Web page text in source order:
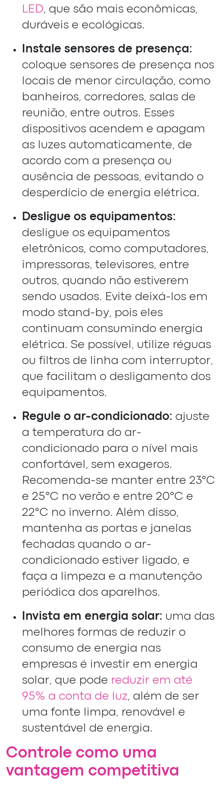
LED, que são mais econômicas,
duráveis e ecológicas.
Instale sensores de presença:
coloque sensores de presença nos
locais de menor circulação, como
banheiros, corredores, salas de
reunião, entre outros. Esses
dispositivos acendem e apagam
as luzes automaticamente, de
acordo com a presença ou
ausência de pessoas, evitando o
desperdício de energia elétrica.
Desligue os equipamentos:
desligue os equipamentos
eletrônicos, como computadores,
impressoras, televisores, entre
outros, quando não estiverem
sendo usados. Evite deixá-los em
modo stand-by, pois eles
continuam consumindo energia
elétrica. Se possível, utilize réguas
ou filtros de linha com interruptor,
que facilitam o desligamento dos
equipamentos.
Regule o ar-condicionado: ajuste
a temperatura do ar-
condicionado para o nível mais
confortável, sem exageros.
Recomenda-se manter entre 23°C
e 25°C no verão e entre 20°C e
22°C no inverno. Além disso,
mantenha as portas e janelas
fechadas quando o ar-
condicionado estiver ligado, e
faça a limpeza e a manutenção
periódica dos aparelhos.
Invista em energia solar: uma das
melhores formas de reduzir o
consumo de energia nas
empresas é investir em energia
solar, que pode reduzir em até
95% a conta de luz, além de ser
uma fonte limpa, renovável e
sustentável de energia.
Controle como uma
vantagem competitiva